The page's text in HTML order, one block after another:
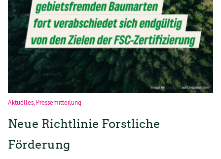
Aktuelles,Pressemitteilung
Neue Richtlinie Forstliche
Förderung